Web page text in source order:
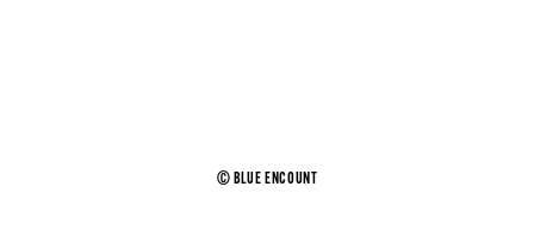
© BLUE ENCOUNT